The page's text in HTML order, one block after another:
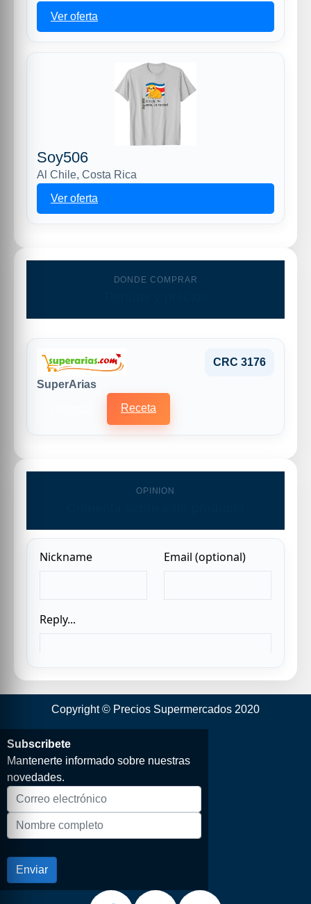
Ver oferta
Soy506
Al Chile, Costa Rica
Ver oferta
DONDE COMPRAR
CRC 3176
SuperArias
Receta
OPINION
Copyright © Precios Supermercados 2020
Subscribete
Mantenerte informado sobre nuestras
novedades.